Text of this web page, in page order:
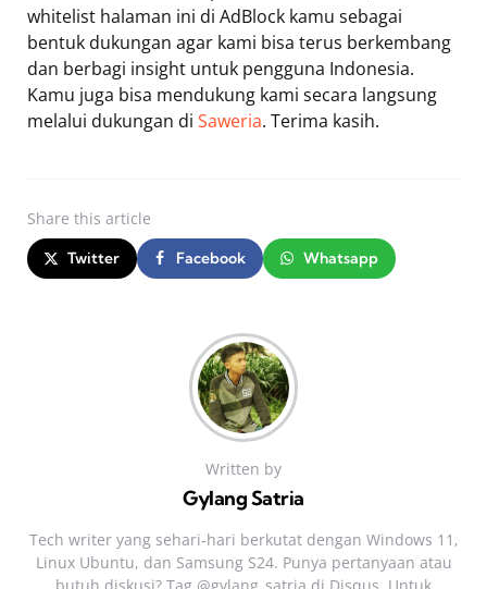
whitelist halaman ini di AdBlock kamu sebagai
bentuk dukungan agar kami bisa terus berkembang
dan berbagi insight untuk pengguna Indonesia.
Kamu juga bisa mendukung kami secara langsung
melalui dukungan di Saweria. Terima kasih.
Share this article
Twitter Facebook Whatsapp
Written by
Gylang Satria
Tech writer yang sehari‑hari berkutat dengan Windows 11,
Linux Ubuntu, dan Samsung S24. Punya pertanyaan atau